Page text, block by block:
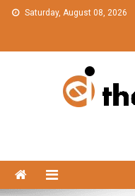
Skip
Saturday, August 08, 2026